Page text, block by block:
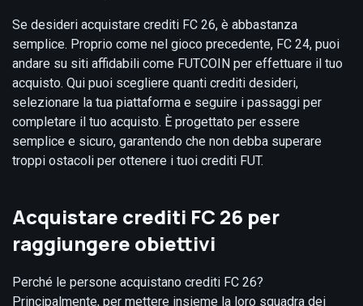
Se desideri acquistare crediti FC 26, è abbastanza
semplice. Proprio come nel gioco precedente, FC 24, puoi
andare su siti affidabili come FUTCOIN per effettuare il tuo
acquisto. Qui puoi scegliere quanti crediti desideri,
selezionare la tua piattaforma e seguire i passaggi per
completare il tuo acquisto. È progettato per essere
semplice e sicuro, garantendo che non debba superare
troppi ostacoli per ottenere i tuoi crediti FUT.
Acquistare crediti FC 26 per
raggiungere obiettivi
Perché le persone acquistano crediti FC 26?
Principalmente, per mettere insieme la loro squadra dei